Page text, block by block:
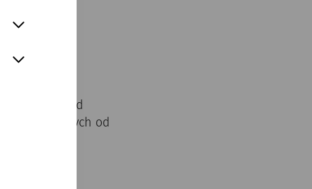
Uprostred
dopriať oddych od